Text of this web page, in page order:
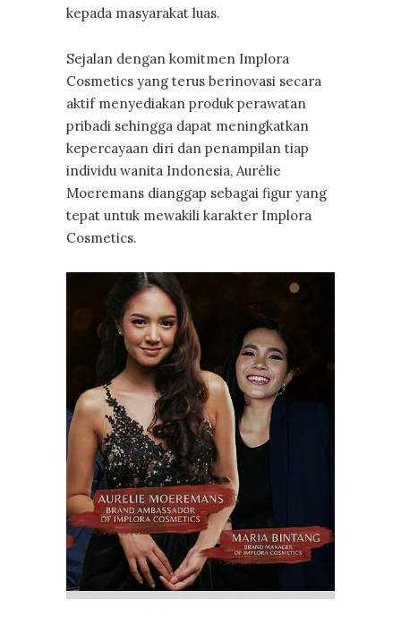
kepada masyarakat luas.
Sejalan dengan komitmen Implora
Cosmetics yang terus berinovasi secara
aktif menyediakan produk perawatan
pribadi sehingga dapat meningkatkan
kepercayaan diri dan penampilan tiap
individu wanita Indonesia, Aurélie
Moeremans dianggap sebagai figur yang
tepat untuk mewakili karakter Implora
Cosmetics.